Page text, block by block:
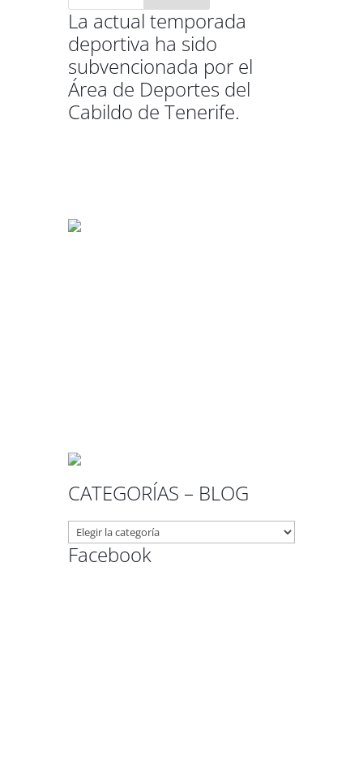
La actual temporada
deportiva ha sido
subvencionada por el
Área de Deportes del
Cabildo de Tenerife.
CATEGORÍAS – BLOG
CATEGORÍAS
–
BLOG
Facebook